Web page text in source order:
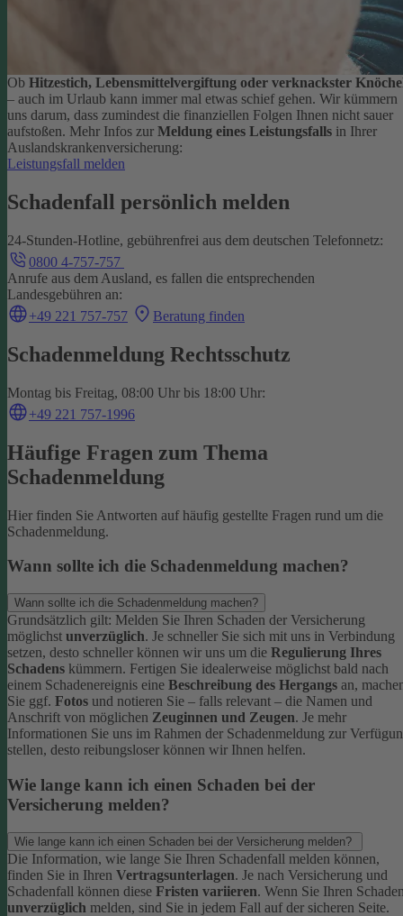
Ob Hitzestich, Lebensmittelvergiftung oder verknackster
– auch im Urlaub kann immer mal etwas schief gehen. Wir kümmern
uns darum, dass zumindest die finanziellen Folgen Ihnen nicht sauer
aufstoßen. Mehr Infos zur Meldung eines Leistungsfalls in Ihrer
Auslandskrankenversicherung:
Leistungsfall melden
Schadenfall persönlich melden
24-Stunden-Hotline, gebührenfrei aus dem deutschen Telefonnetz:
0800 4-757-757
Anrufe aus dem Ausland, es fallen die entsprechenden
Landesgebühren an:
+49 221 757-757
Beratung finden
Schadenmeldung Rechtsschutz
Montag bis Freitag, 08:00 Uhr bis 18:00 Uhr:
+49 221 757-1996
Häufige Fragen zum Thema
Schadenmeldung
Hier finden Sie Antworten auf häufig gestellte Fragen rund um die
Schadenmeldung.
Wann sollte ich die Schadenmeldung machen?
Wann sollte ich die Schadenmeldung machen?
Grundsätzlich gilt: Melden Sie Ihren Schaden der Versicherung
möglichst unverzüglich. Je schneller Sie sich mit uns in Verbindung
setzen, desto schneller können wir uns um die Regulierung Ihres
Schadens kümmern. Fertigen Sie idealerweise möglichst bald nach
einem Schadenereignis eine Beschreibung des Hergangs an,
Sie ggf. Fotos und notieren Sie – falls relevant – die Namen und
Anschrift von möglichen Zeuginnen und Zeugen. Je mehr
Informationen Sie uns im Rahmen der Schadenmeldung zur
stellen, desto reibungsloser können wir Ihnen helfen.
Wie lange kann ich einen Schaden bei der
Versicherung melden?
Wie lange kann ich einen Schaden bei der Versicherung melden?
Die Information, wie lange Sie Ihren Schadenfall melden können,
finden Sie in Ihren Vertragsunterlagen. Je nach Versicherung und
Schadenfall können diese Fristen variieren. Wenn Sie Ihren
unverzüglich melden, sind Sie in jedem Fall auf der sicheren Seite.